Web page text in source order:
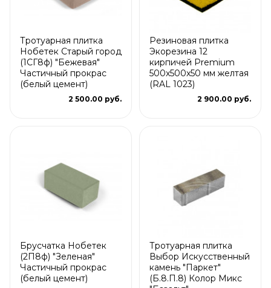
Тротуарная плитка
Нобетек Старый город
(1СГ8ф) "Бежевая"
Частичный прокрас
(белый цемент)
2 500.00 руб.
Резиновая плитка
Экорезина 12
кирпичей Premium
500x500x50 мм желтая
(RAL 1023)
2 900.00 руб.
Брусчатка Нобетек
(2П8ф) "Зеленая"
Частичный прокрас
(белый цемент)
Тротуарная плитка
Выбор Искусственный
камень "Паркет"
(Б.8.П.8) Колор Микс